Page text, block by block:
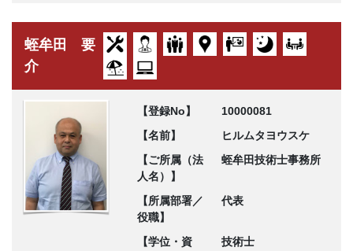
蛭牟田 要
介
【登録No】
10000081
【名前】
ヒルムタヨウスケ
【ご所属（法
人名）】
蛭牟田技術士事務所
【所属部署／
役職】
代表
【学位・資
技術士